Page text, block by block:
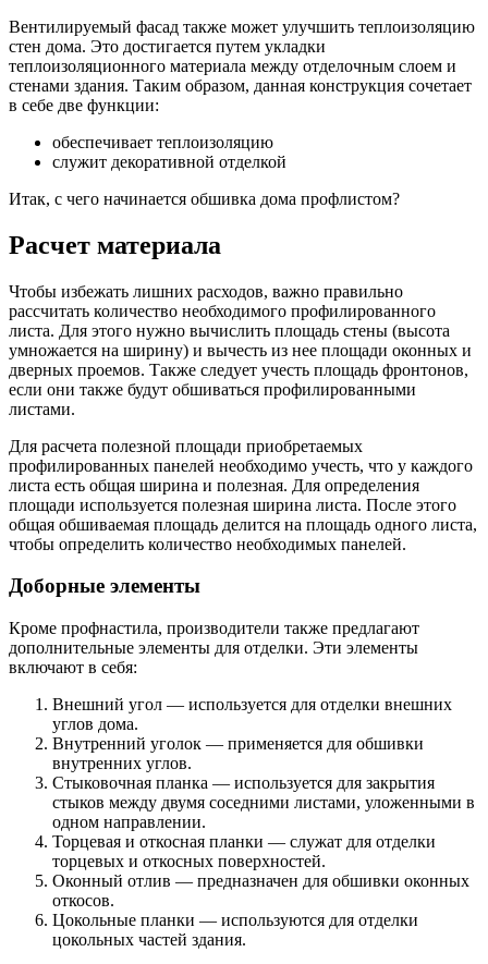
Вентилируемый фасад также может улучшить теплоизоляцию
стен дома. Это достигается путем укладки
теплоизоляционного материала между отделочным слоем и
стенами здания. Таким образом, данная конструкция сочетает
в себе две функции:
обеспечивает теплоизоляцию
служит декоративной отделкой
Итак, с чего начинается обшивка дома профлистом?
Расчет материала
Чтобы избежать лишних расходов, важно правильно
рассчитать количество необходимого профилированного
листа. Для этого нужно вычислить площадь стены (высота
умножается на ширину) и вычесть из нее площади оконных и
дверных проемов. Также следует учесть площадь фронтонов,
если они также будут обшиваться профилированными
листами.
Для расчета полезной площади приобретаемых
профилированных панелей необходимо учесть, что у каждого
листа есть общая ширина и полезная. Для определения
площади используется полезная ширина листа. После этого
общая обшиваемая площадь делится на площадь одного листа,
чтобы определить количество необходимых панелей.
Доборные элементы
Кроме профнастила, производители также предлагают
дополнительные элементы для отделки. Эти элементы
включают в себя:
Внешний угол — используется для отделки внешних
углов дома.
Внутренний уголок — применяется для обшивки
внутренних углов.
Стыковочная планка — используется для закрытия
стыков между двумя соседними листами, уложенными в
одном направлении.
Торцевая и откосная планки — служат для отделки
торцевых и откосных поверхностей.
Оконный отлив — предназначен для обшивки оконных
откосов.
Цокольные планки — используются для отделки
цокольных частей здания.